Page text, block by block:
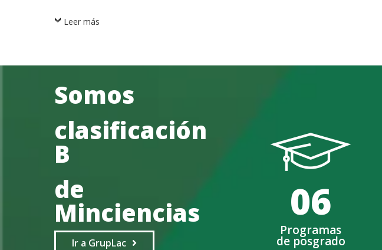
Leer más
Somos
clasificación
B
de
Minciencias 06
Ir a GrupLac
Programas
de posgrado